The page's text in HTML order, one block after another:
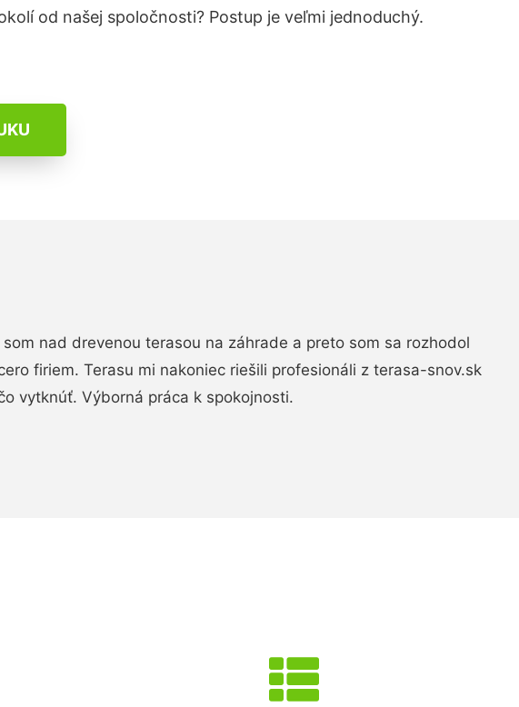
od našej spoločnosti? Postup je veľmi jednoduchý.
som nad drevenou terasou na záhrade a preto som sa rozhodol
firiem. Terasu mi nakoniec riešili profesionáli z terasa-snov.sk
vytknúť. Výborná práca k spokojnosti.